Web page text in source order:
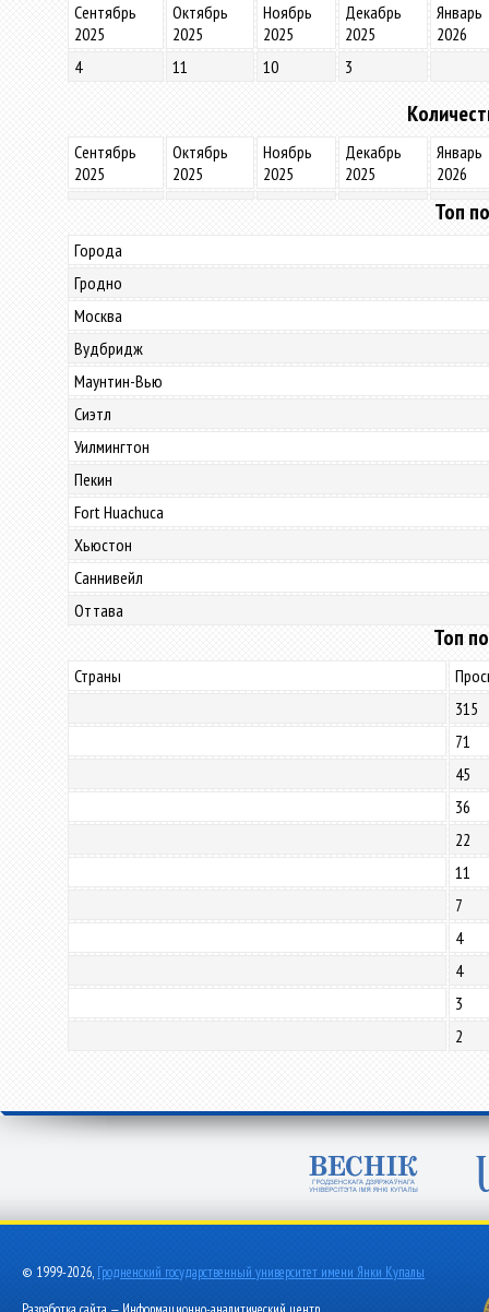
Сентябрь
2025
Октябрь
2025
Ноябрь
2025
Декабрь
2025
Январь
2026
4
11 10 3
Сентябрь
2025
Октябрь
2025
Ноябрь
2025
Декабрь
2025
Январь
2026
Топ
Города
Гродно
Москва
Вудбридж
Маунтин-Вью
Сиэтл
Уилмингтон
Пекин
Fort Huachuca
Хьюстон
Саннивейл
Оттава
Топ
Страны
315
71
45
36
22
11
7
4
4
3
2
© 1999-2026, Гродненский государственный университет имени Янки Купалы